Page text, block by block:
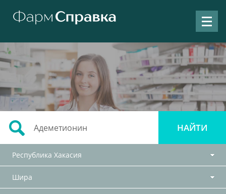
Республика Хакасия
Шира